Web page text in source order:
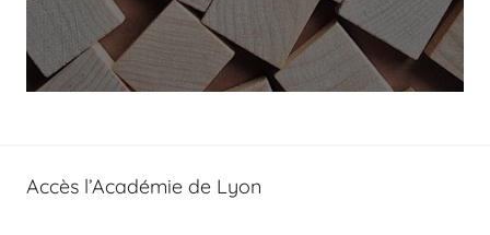
Accès l’Académie de Lyon